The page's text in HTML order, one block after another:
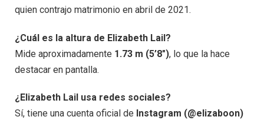
quien contrajo matrimonio en abril de 2021.
¿Cuál es la altura de Elizabeth Lail?
Mide aproximadamente 1.73 m (5’8″), lo que la hace
destacar en pantalla.
¿Elizabeth Lail usa redes sociales?
Sí, tiene una cuenta oficial de Instagram (@elizaboon)